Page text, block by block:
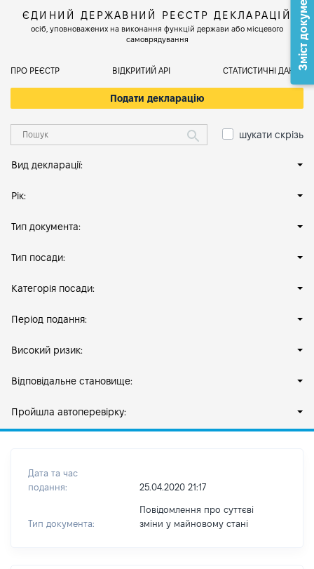
ЄДИНИЙ ДЕРЖАВНИЙ РЕЄСТР ДЕКЛАРАЦІЙ
осіб, уповноважених на виконання функцій держави або місцевого
самоврядування
ПРО РЕЄСТР ВІДКРИТИЙ АРІ СТАТИСТИЧНІ ДАНІ
Подати декларацію
шукати скрізь
Вид декларації:
Рік:
Тип документа:
Тип посади:
Категорія посади:
Період подання:
Високий ризик:
Відповідальне становище:
Пройшла автоперевірку:
Дата та час
подання:
25.04.2020 21:17
Тип документа:
Повідомлення про суттєві
зміни y майновому стані
Зміст документа